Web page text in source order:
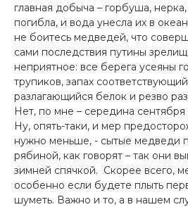
главная добыча – горбуша,
погибла, и вода унесла их в
не боитесь медведей, что
сами последствия путины
неприятное: все берега усеяны
трупиков, запах
разлагающийся белок и резво
Нет, по мне – середина сентября
Ну, опять-таки, и мер
нужно меньше, - сытые медведи
рябиной, как говорят – так они
зимней спячкой. Скорее всего,
особенно если будете плыть
шуметь. Важно и то, а в нашем